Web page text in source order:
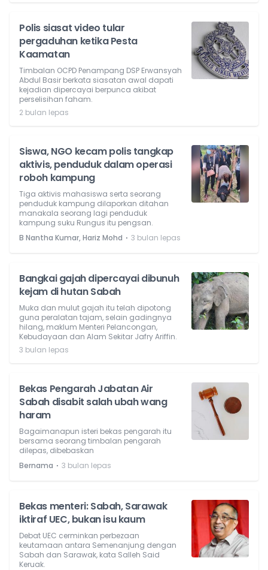
Polis siasat video tular
pergaduhan ketika Pesta
Kaamatan
Timbalan OCPD Penampang DSP Erwansyah
Abdul Basir berkata siasatan awal dapati
kejadian dipercayai berpunca akibat
perselisihan faham.
2 bulan lepas
Siswa, NGO kecam polis tangkap
aktivis, penduduk dalam operasi
roboh kampung
Tiga aktivis mahasiswa serta seorang
penduduk kampung dilaporkan ditahan
manakala seorang lagi penduduk
kampung suku Rungus itu pengsan.
B Nantha Kumar, Hariz Mohd ⋅ 3 bulan lepas
Bangkai gajah dipercayai dibunuh
kejam di hutan Sabah
Muka dan mulut gajah itu telah dipotong
guna peralatan tajam, selain gadingnya
hilang, maklum Menteri Pelancongan,
Kebudayaan dan Alam Sekitar Jafry Ariffin.
3 bulan lepas
Bekas Pengarah Jabatan Air
Sabah disabit salah ubah wang
haram
Bagaimanapun isteri bekas pengarah itu
bersama seorang timbalan pengarah
dilepas, dibebaskan
Bernama ⋅ 3 bulan lepas
Bekas menteri: Sabah, Sarawak
iktiraf UEC, bukan isu kaum
Debat UEC cerminkan perbezaan
keutamaan antara Semenanjung dengan
Sabah dan Sarawak, kata Salleh Said
Keruak.